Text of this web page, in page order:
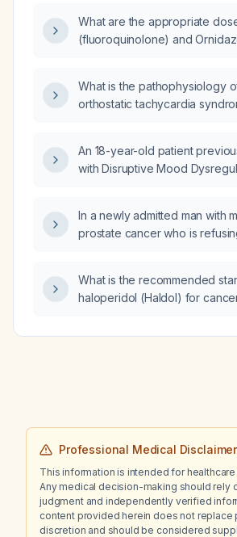
impairment?
What are the appropriate
(fluoroquinolone) and
What is the pathophysiology
orthostatic tachycardia
An 18-year-old patient
with Disruptive Mood
unspecified mood disorder be
diagnosis is uncertain?
In a newly admitted man with
prostate cancer who is
(dronabinol), should we
medication?
What is the recommended
haloperidol (Haldol) for
Professional Medical Disclaimer
This information is intended for
Any medical decision-making should rely
judgment and independently verified
content provided herein does not replace
discretion and should be considered